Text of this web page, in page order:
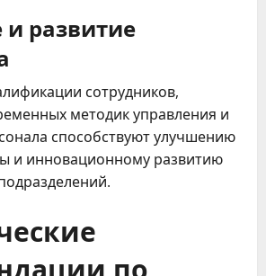
развитие
сотрудников,
методик управления и
способствуют улучшению
и инновационному развитию
по